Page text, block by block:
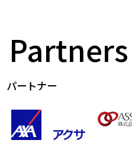
Partners
パートナー